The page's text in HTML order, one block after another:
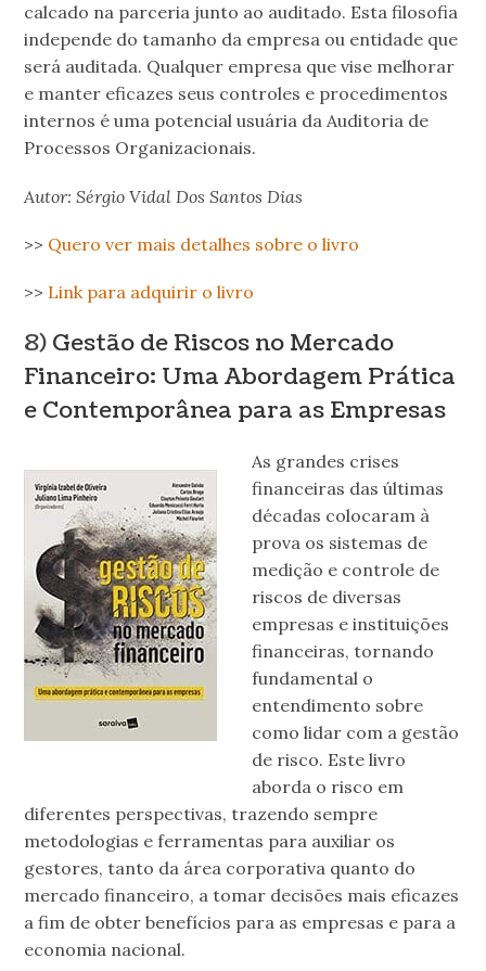
calcado na parceria junto ao auditado. Esta filosofia
independe do tamanho da empresa ou entidade que
será auditada. Qualquer empresa que vise melhorar
e manter eficazes seus controles e procedimentos
internos é uma potencial usuária da Auditoria de
Processos Organizacionais.
Autor: Sérgio Vidal Dos Santos Dias
>> Quero ver mais detalhes sobre o livro
>> Link para adquirir o livro
8) Gestão de Riscos no Mercado
Financeiro: Uma Abordagem Prática
e Contemporânea para as Empresas
As grandes crises
financeiras das últimas
décadas colocaram à
prova os sistemas de
medição e controle de
riscos de diversas
empresas e instituições
financeiras, tornando
fundamental o
entendimento sobre
como lidar com a gestão
de risco. Este livro
aborda o risco em
diferentes perspectivas, trazendo sempre
metodologias e ferramentas para auxiliar os
gestores, tanto da área corporativa quanto do
mercado financeiro, a tomar decisões mais eficazes
a fim de obter benefícios para as empresas e para a
economia nacional.